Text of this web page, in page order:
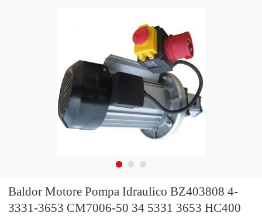
Baldor Motore Pompa Idraulico BZ403808 4-
3331-3653 CM7006-50 34 5331 3653 HC400